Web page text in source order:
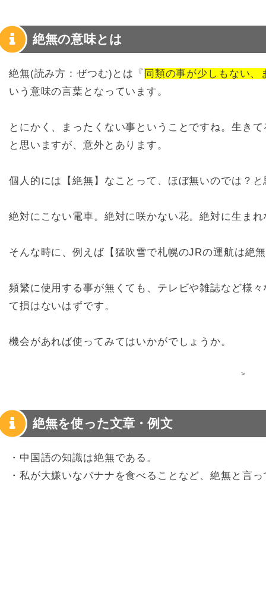
絶無の意味とは
絶無(読み方：ぜつむ)とは『 同類の事が少しもない
いう意味の言葉となっています。
とにかく、まったくない事ということですね。生き
と思いますが、意外とあります。
個人的には【絶無】なことって、ほぼ無いのでは？
絶対にこない電車。絶対に咲かない花。絶対に生ま
そんな時に、例えば【猛吹雪で札幌のJRの運航は絶
頻繁に使用する事が無くても、テレビや雑誌など様
て損はないはずです。
機会があれば使ってみてはいかがでしょうか。
>
絶無を使った文章・例文
・中国語の知識は絶無である。
・私が大嫌いなバナナを食べることなど、絶無と言